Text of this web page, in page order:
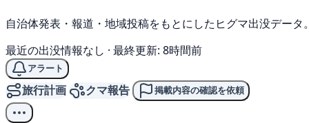
自治体発表・報道・地域投稿をもとにしたヒグマ出没データ
最近の出没情報なし · 最終更新: 8時間前
アラート
旅行計画 クマ報告 掲載内容の確認を依頼